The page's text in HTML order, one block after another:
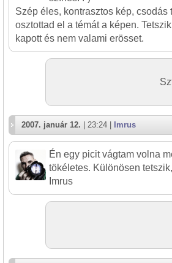
Szép éles, kontrasztos kép,
osztottad el a témát a képen.
kapott és nem valami erösset.
2007. január 12. | 23:24 | Imrus
Én egy picit vágtam volna
tökéletes. Különösen
Imrus